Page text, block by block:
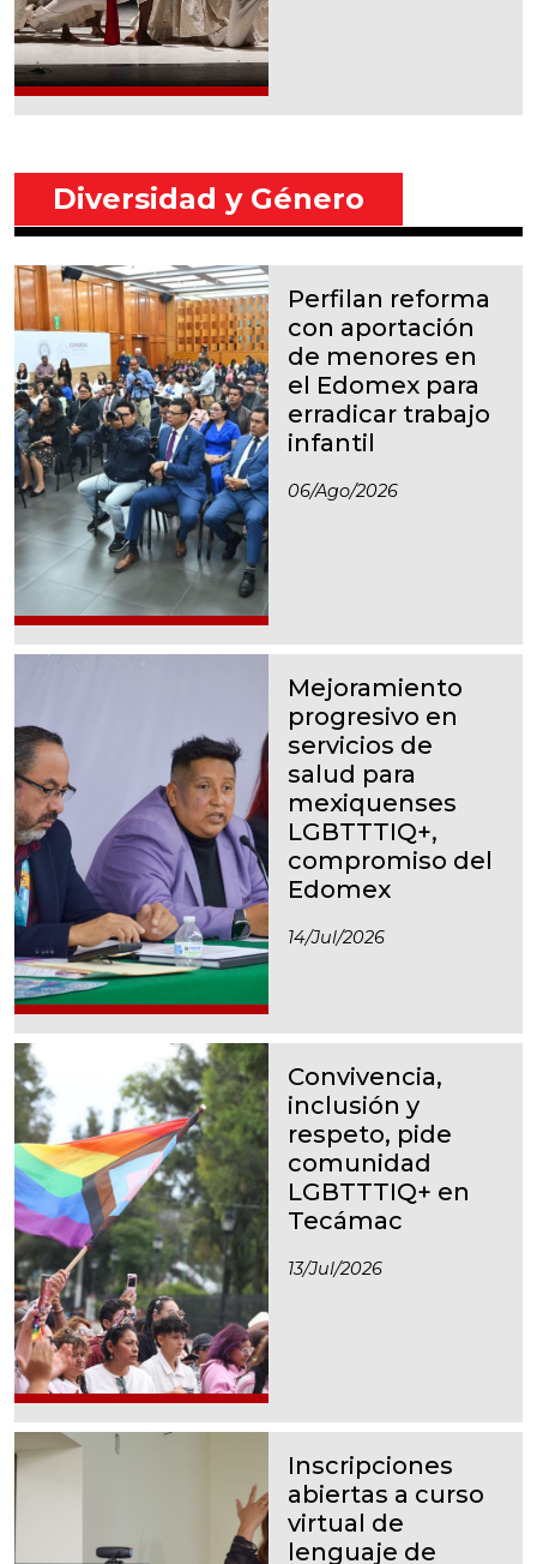
Diversidad y Género
Perfilan reforma
con aportación
de menores en
el Edomex para
erradicar trabajo
infantil
06/ago/2026
Mejoramiento
progresivo en
servicios de
salud para
mexiquenses
LGBTTTIQ+,
compromiso del
Edomex
14/jul/2026
Convivencia,
inclusión y
respeto, pide
comunidad
LGBTTTIQ+ en
Tecámac
13/jul/2026
Inscripciones
abiertas a curso
virtual de
lenguaje de